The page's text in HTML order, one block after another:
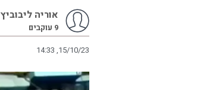
אוריה ליבוביץ
9 עוקבים
14:33 ,15/10/23